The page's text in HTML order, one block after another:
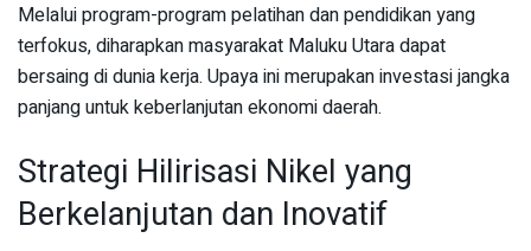
Melalui program-program pelatihan dan pendidikan yang
terfokus, diharapkan masyarakat Maluku Utara dapat
bersaing di dunia kerja. Upaya ini merupakan investasi jangka
panjang untuk keberlanjutan ekonomi daerah.
Strategi Hilirisasi Nikel yang
Berkelanjutan dan Inovatif